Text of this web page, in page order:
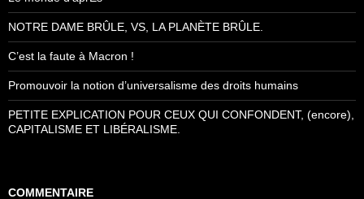
NOTRE DAME BRÛLE, VS, LA PLANÈTE BRÛLE.
C’est la faute à Macron !
Promouvoir la notion d’universalisme des droits humains
PETITE EXPLICATION POUR CEUX QUI CONFONDENT, (encore),
CAPITALISME ET LIBÉRALISME.
COMMENTAIRE